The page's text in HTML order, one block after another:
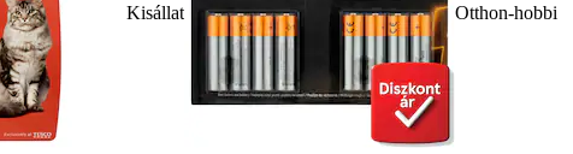
Kisállat Otthon-hobbi